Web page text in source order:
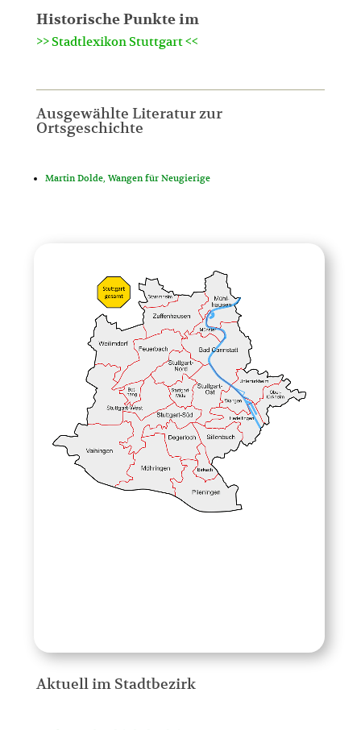
Historische Punkte im
>> Stadtlexikon Stuttgart <<
Ausgewählte Literatur zur
Ortsgeschichte
Martin Dolde, Wangen für Neugierige
Aktuell im Stadtbezirk